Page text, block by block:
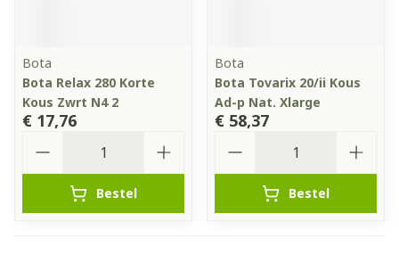
Bota
Bota Relax 280 Korte
Kous Zwrt N4 2
€ 17,76
Bestel
Bota
Bota Tovarix 20/ii Kous
Ad-p Nat. Xlarge
€ 58,37
Bestel